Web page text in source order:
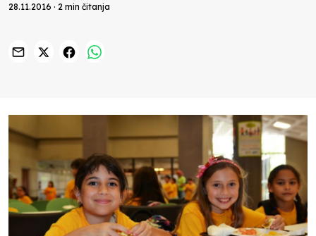
28.11.2016 · 2 min čitanja